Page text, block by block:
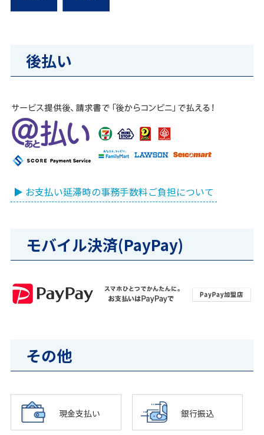
後払い
▶ お支払い延滞時の事務手数料ご負担について
モバイル決済(PayPay)
その他
現金支払い 銀行振込